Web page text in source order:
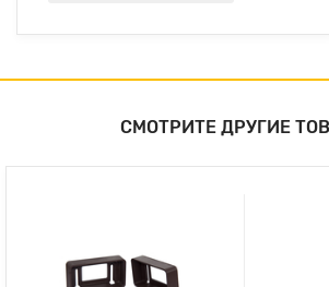
СМОТРИТЕ ДРУГИЕ